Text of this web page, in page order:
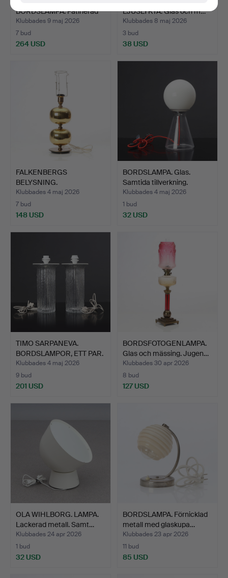
BORDSLAMPA. Patinerad
mässi…
Klubbades 9 maj 2026
7 bud
264 USD
LJUSLYKTA. Glas och m…
Klubbades 8 maj 2026
3 bud
38 USD
FALKENBERGS
BELYSNING.
BORDSLAMPA. Mässing…
Klubbades 4 maj 2026
7 bud
148 USD
BORDSLAMPA. Glas.
Samtida tillverkning.
Klubbades 4 maj 2026
1 bud
32 USD
TIMO SARPANEVA.
BORDSLAMPOR, ETT PAR.
Glas…
Klubbades 4 maj 2026
9 bud
201 USD
BORDSFOTOGENLAMPA.
Glas och mässing. Jugen…
Klubbades 30 apr 2026
8 bud
127 USD
OLA WIHLBORG. LAMPA.
Lackerad metall. Samt…
Klubbades 24 apr 2026
1 bud
32 USD
BORDSLAMPA. Förnicklad
metall med glaskupa…
Klubbades 23 apr 2026
11 bud
85 USD